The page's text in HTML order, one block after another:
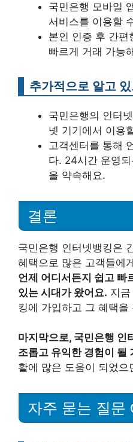
국민은행 모바일
서비스를 이용할
본인 인증 후 간편
빠르게 거래 가능
추가적으로 알고
국민은행의 인터
넷 기기에서 이용
고객센터를 통해
다. 24시간 운영
을 약속해요.
결론
국민은행 인터넷뱅킹은
혜택으로 많은 고객들에
언제 어디서든지 쉽고 빠
있는 시대가 왔어요. 지
킹에 가입하고 그 혜택을
마지막으로, 국민은행 인
조롭고 유익한 경험이 될
활에 많은 도움이 되었으
자주 묻는 질문